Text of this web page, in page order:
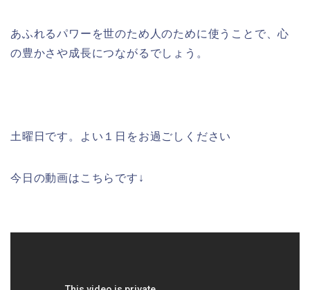
あふれるパワーを世のため人のために使うことで、心
の豊かさや成長につながるでしょう。
土曜日です。よい１日をお過ごしください
今日の動画はこちらです↓